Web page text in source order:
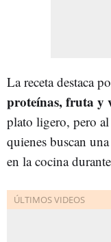
La receta destaca
proteínas, fruta y
plato ligero, pero
quienes buscan
en la cocina